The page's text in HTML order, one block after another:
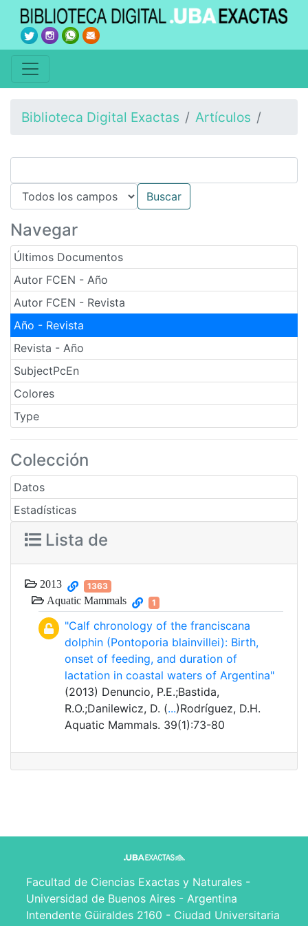
Biblioteca Digital Exactas Artículos
Navegar
Últimos Documentos
Autor FCEN - Año
Autor FCEN - Revista
Año - Revista
Revista - Año
SubjectPcEn
Colores
Type
Colección
Datos
Estadísticas
Lista de
2013 1363
Aquatic Mammals 1
"Calf chronology of the franciscana
dolphin (Pontoporia blainvillei): Birth,
onset of feeding, and duration of
lactation in coastal waters of Argentina"
(2013) Denuncio, P.E.;Bastida,
R.O.;Danilewicz, D. (...)Rodríguez, D.H.
Aquatic Mammals. 39(1):73-80
Facultad de Ciencias Exactas y Naturales -
Universidad de Buenos Aires - Argentina
Intendente Güiraldes 2160 - Ciudad Universitaria